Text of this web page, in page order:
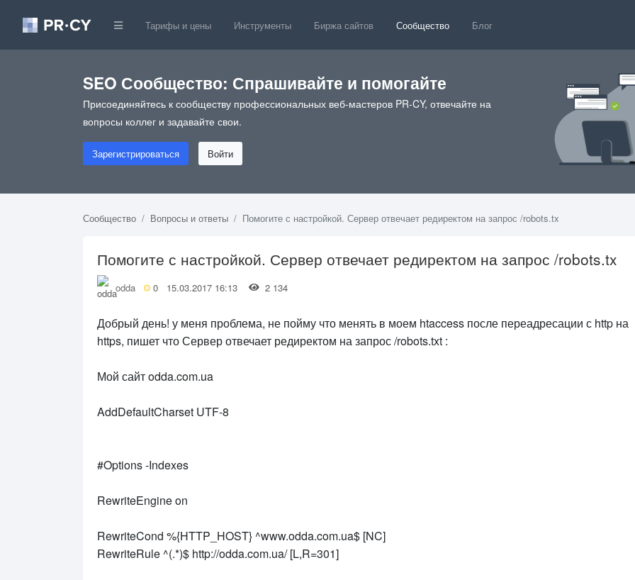
Тарифы и цены Инструменты Биржа сайтов Сообщество Блог
SEO Сообщество: Спрашивайте и помогайте
Присоединяйтесь к сообществу профессиональных веб-мастеров PR-CY, отвечайте на
вопросы коллег и задавайте свои.
Зарегистрироваться Войти
Сообщество Вопросы и ответы Помогите с настройкой. Сервер отвечает редиректом на запрос /robots.tx
Помогите с настройкой. Сервер отвечает редиректом на запрос /robots.tx
odda 0 15.03.2017 16:13 2 134
Добрый день! у меня проблема, не пойму что менять в моем htaccess после переадресации с http на
https, пишет что Сервер отвечает редиректом на запрос /robots.txt :
Мой сайт odda.com.ua
AddDefaultCharset UTF-8
#Options -Indexes
RewriteEngine on
RewriteCond %{HTTP_HOST} ^www.odda.com.ua$ [NC]
RewriteRule ^(.*)$ http://odda.com.ua/ [L,R=301]